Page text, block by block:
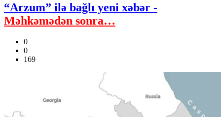
“Arzum” ilə bağlı yeni xəbər -
Məhkəmədən sonra…
0
0
169